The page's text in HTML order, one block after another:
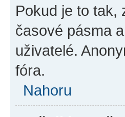
Pokud je to tak,
časové pásma
uživatelé.
fóra.
Nahoru